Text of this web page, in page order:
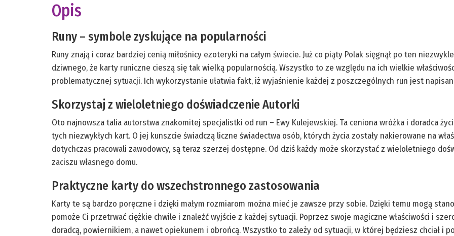
Opis
Runy – symbole zyskujące na popularności
Runy znają i coraz bardziej cenią miłośnicy ezoteryki na całym świecie. Już co piąty Polak sięgnął po ten
dziwnego, że karty runiczne cieszą się tak wielką popularnością. Wszystko to ze względu na ich wielkie
problematycznej sytuacji. Ich wykorzystanie ułatwia fakt, iż wyjaśnienie każdej z poszczególnych run jest
Skorzystaj z wieloletniego doświadczenie Autorki
Oto najnowsza talia autorstwa znakomitej specjalistki od run – Ewy Kulejewskiej. Ta ceniona wróżka i doradca
tych niezwykłych kart. O jej kunszcie świadczą liczne świadectwa osób, których życia zostały nakierowane na
dotychczas pracowali zawodowcy, są teraz szerzej dostępne. Od dziś każdy może skorzystać z wieloletniego
zaciszu własnego domu.
Praktyczne karty do wszechstronnego zastosowania
Karty te są bardzo poręczne i dzięki małym rozmiarom można mieć je zawsze przy sobie. Dzięki temu mogą
pomoże Ci przetrwać ciężkie chwile i znaleźć wyjście z każdej sytuacji. Poprzez swoje magiczne właściwości i
doradcą, powiernikiem, a nawet opiekunem i obrońcą. Wszystko to zależy od sytuacji, w której będziesz chciał i